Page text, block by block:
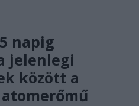
napig
jelenlegi
között a